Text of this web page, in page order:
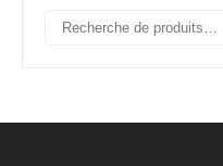
Recherche